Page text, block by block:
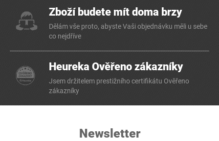
Zboží budete mít doma brzy
Dělám vše proto, abyste Vaši objednávku měli u sebe
co nejdříve
Heureka Ověřeno zákazníky
Jsem držitelem prestižního certifikátu Ověřeno
zákazníky
Newsletter